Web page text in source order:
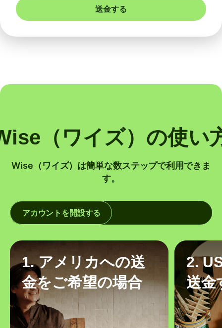
送金する
（ワイズ）の使い
Wise（ワイズ）は簡単な数ステップで利用できま
す。
アカウントを開設する
1. アメリカへの送
金をご希望の場合
2.
送金